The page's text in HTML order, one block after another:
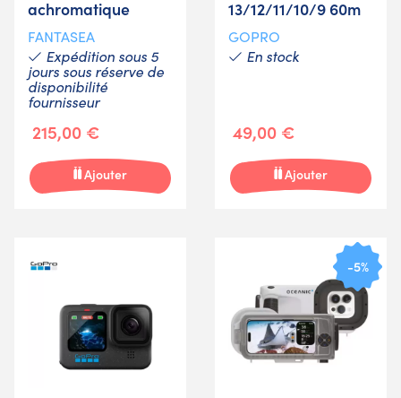
achromatique
FANTASEA
Expédition sous 5
jours sous réserve de
disponibilité
fournisseur
215,00 €
Ajouter
13/12/11/10/9 60m
GOPRO
En stock
49,00 €
Ajouter
-5%